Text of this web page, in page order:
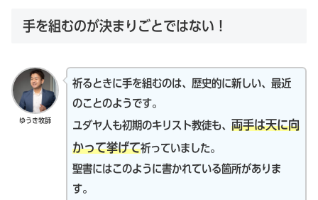
手を組むのが決まりごとではない！
ゆうき牧師
祈るときに手を組むのは、歴史的に新しい、最近
のことのようです。
ユダヤ人も初期のキリスト教徒も、 両手は天に向
かって挙げて祈っていました。
聖書にはこのように書かれている箇所がありま
す。